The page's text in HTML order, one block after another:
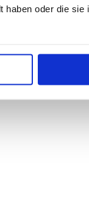
oder die sie